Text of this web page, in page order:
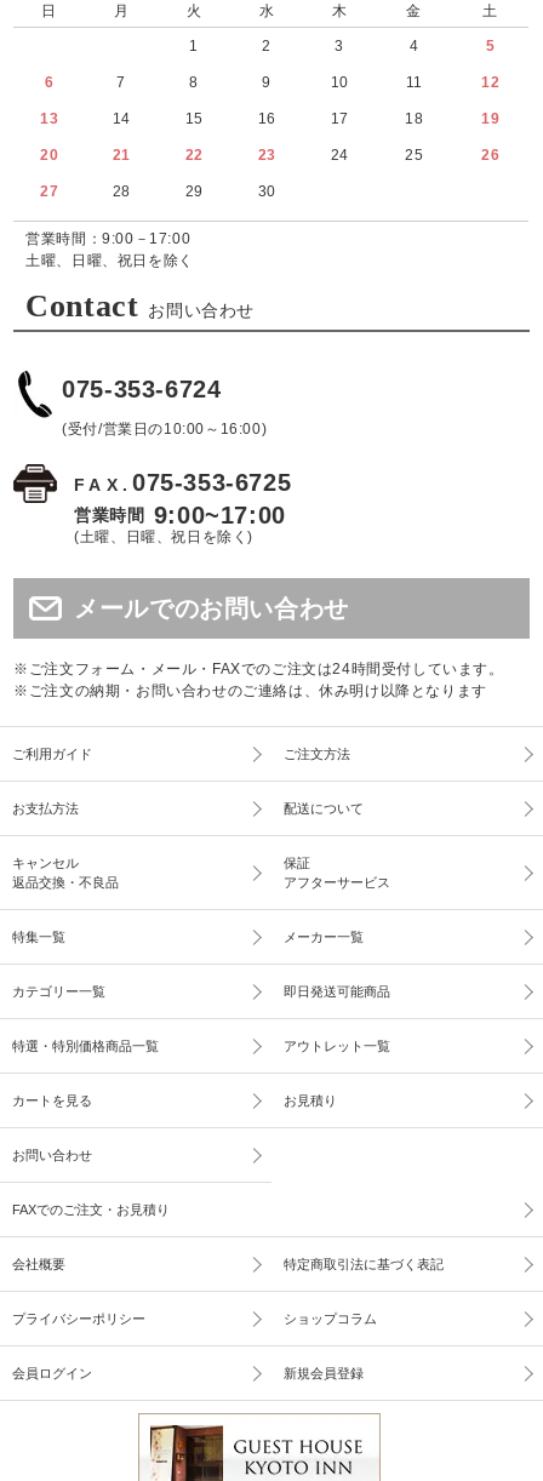
日 月 火 水 木 金 土
1 2 3 4 5
6 7 8 9 10 11 12
13 14 15 16 17 18 19
20 21 22 23 24 25 26
27 28 29 30
営業時間：9:00－17:00
土曜、日曜、祝日を除く
Contact お問い合わせ
075-353-6724
(受付/営業日の10:00～16:00)
FAX.075-353-6725
営業時間 9:00~17:00
(土曜、日曜、祝日を除く)
メールでのお問い合わせ
※ご注文フォーム・メール・FAXでのご注文は24時間受付しています。
※ご注文の納期・お問い合わせのご連絡は、休み明け以降となります
ご利用ガイド ご注文方法
お支払方法 配送について
キャンセル
返品交換・不良品
保証
アフターサービス
特集一覧 メーカー一覧
カテゴリー一覧 即日発送可能商品
特選・特別価格商品一覧 アウトレット一覧
カートを見る お見積り
お問い合わせ
FAXでのご注文・お見積り
会社概要 特定商取引法に基づく表記
プライバシーポリシー ショップコラム
会員ログイン 新規会員登録